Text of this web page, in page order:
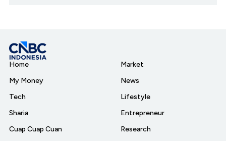
Home
My Money
Tech
Sharia
Cuap Cuap Cuan
Market
News
Lifestyle
Entrepreneur
Research